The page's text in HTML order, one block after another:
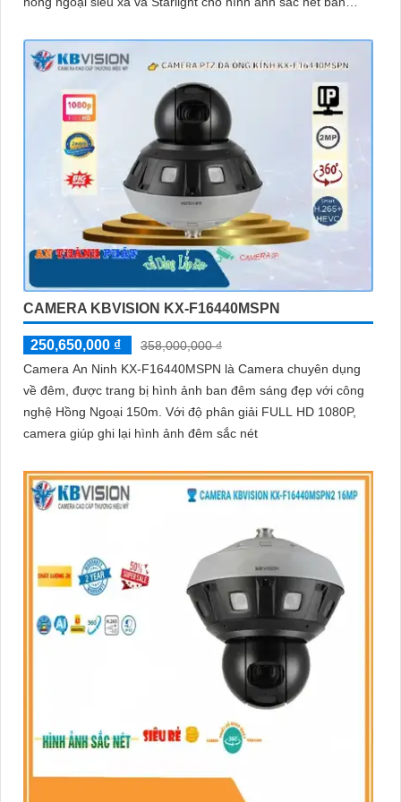
CAMERA KBVISION KX-F16440MSPN
250,650,000 ₫
358,000,000 ₫
Camera An Ninh KX-F16440MSPN là Camera chuyên dụng
về đêm, được trang bị hình ảnh ban đêm sáng đẹp với công
nghệ Hồng Ngoại 150m. Với độ phân giải FULL HD 1080P,
camera giúp ghi lại hình ảnh đêm sắc nét